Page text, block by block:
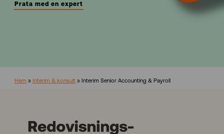
Prata med en expert
Hem » Interim & konsult» Interim Senior Accounting & Payroll